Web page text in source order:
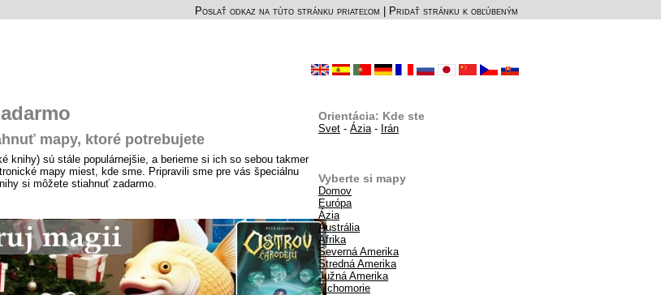
Poslať odkaz na túto stránku priateľom Pridať stránku k obľúbeným
mapy, ktoré potrebujete
knihy) sú stále populárnejšie, a berieme si ich so sebou takmer
mapy miest, kde sme. Pripravili sme pre vás špeciálnu
si môžete stiahnuť zadarmo.
Orientácia: Kde ste
Svet - Ázia- Irán
Vyberte si mapy
Domov
Európa
Ázia
Austrália
Afrika
Severná Amerika
Stredná Amerika
Južná Amerika
Tichomorie